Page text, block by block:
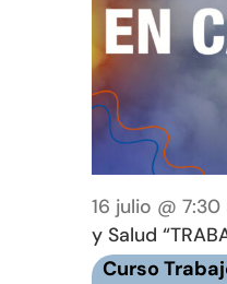
16 julio @ 7:30
y Salud
Curso